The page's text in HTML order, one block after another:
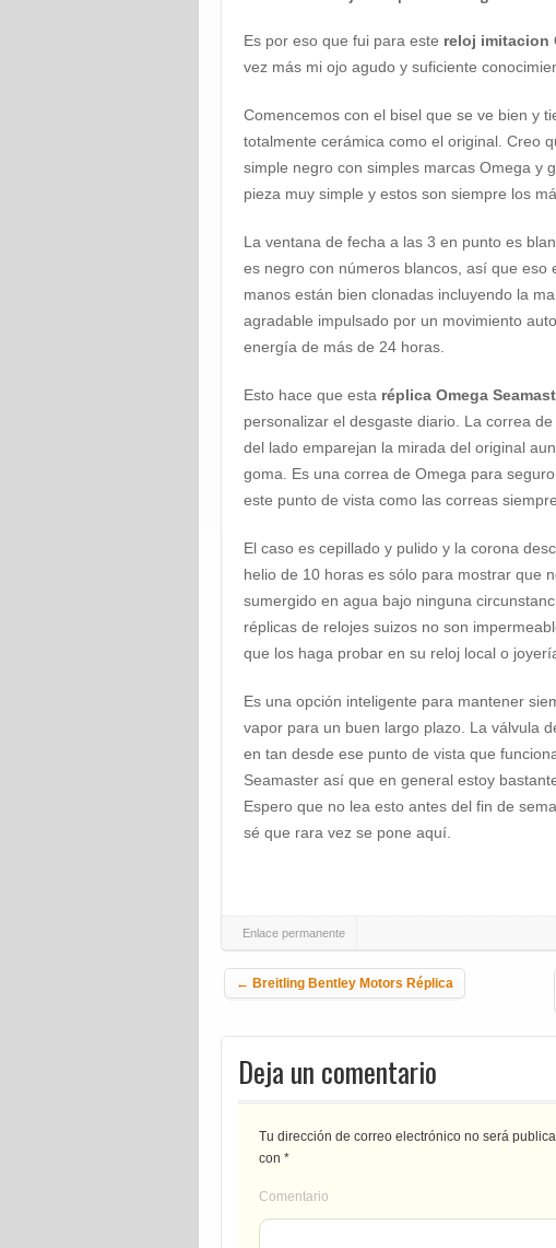
Es por eso que fui para este reloj imitacion
vez más mi ojo agudo y suficiente
Comencemos con el bisel que se ve bien y
totalmente cerámica como el original. Creo
simple negro con simples marcas Omega y
pieza muy simple y estos son siempre los
La ventana de fecha a las 3 en punto es
es negro con números blancos, así que eso
manos están bien clonadas incluyendo la
agradable impulsado por un movimiento
energía de más de 24 horas.
Esto hace que esta réplica Omega
personalizar el desgaste diario. La correa
del lado emparejan la mirada del original
goma. Es una correa de Omega para
este punto de vista como las correas
El caso es cepillado y pulido y la corona
helio de 10 horas es sólo para mostrar que
sumergido en agua bajo ninguna
réplicas de relojes suizos no son
que los haga probar en su reloj local o
Es una opción inteligente para mantener
vapor para un buen largo plazo. La válvula
en tan desde ese punto de vista que
Seamaster así que en general estoy
Espero que no lea esto antes del fin de
sé que rara vez se pone aquí.
Enlace permanente
Navegación de la entrada
← Breitling Bentley Motors Réplica
Deja un comentario
Tu dirección de correo electrónico no será
con *
Comentario